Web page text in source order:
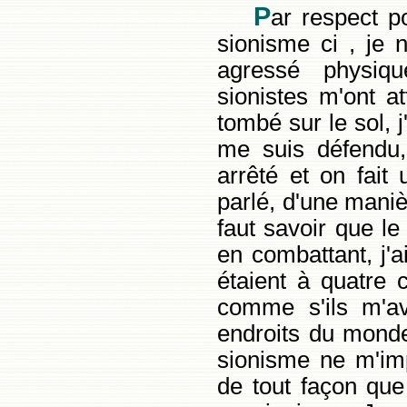
Par respect
sionisme ci , je
agressé
sionistes m'ont
tombé sur le sol,
me suis
arrêté et on fait
parlé, d'une
faut savoir que
en combattant,
étaient à quatre
comme s'ils
endroits du
sionisme ne
de tout façon